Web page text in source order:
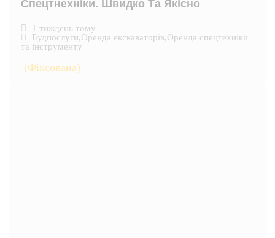
Спецтнехніки. Швидко Та Якісно
1 тиждень тому
Будпослуги,Оренда екскаваторів,Оренда спецтехніки
та інструменту
(Фіксована)